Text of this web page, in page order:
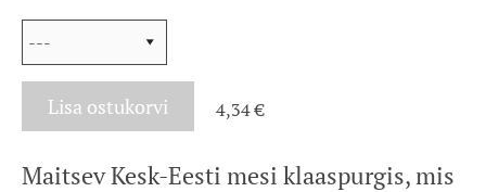
Lisa ostukorvi 4,34 €
Maitsev Kesk-Eesti mesi klaaspurgis, mis